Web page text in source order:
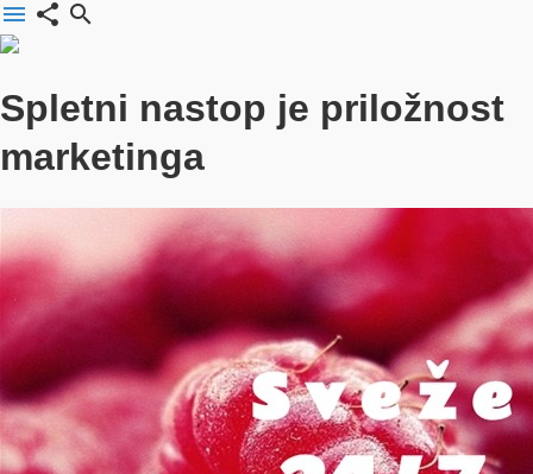
menu share search
Spletni nastop je priložnost
marketinga